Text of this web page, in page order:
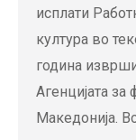
исплати
култура во
година
Агенцијата
Македонија.